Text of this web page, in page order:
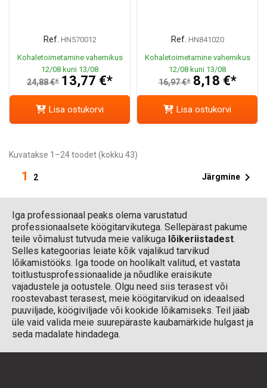
Ref. HN570012
Kohaletoimetamine vahemikus
12/08 kuni 13/08
24,88 €* 13,77 €*
Lisa ostukorvi
Ref. HN841020
Kohaletoimetamine vahemikus
12/08 kuni 13/08
16,97 €* 8,18 €*
Lisa ostukorvi
Kuvatakse 1–24 toodet (kokku 43)
1 2 Järgmine 
Iga professionaal peaks olema varustatud
professionaalsete köögitarvikutega. Sellepärast pakume
teile võimalust tutvuda meie valikuga lõikeriistadest.
Selles kategoorias leiate kõik vajalikud tarvikud
lõikamistööks. Iga toode on hoolikalt valitud, et vastata
toitlustusprofessionaalide ja nõudlike eraisikute
vajadustele ja ootustele. Olgu need siis terasest või
roostevabast terasest, meie köögitarvikud on ideaalsed
puuviljade, köögiviljade või kookide lõikamiseks. Teil jääb
üle vaid valida meie suurepäraste kaubamärkide hulgast ja
seda madalate hindadega.